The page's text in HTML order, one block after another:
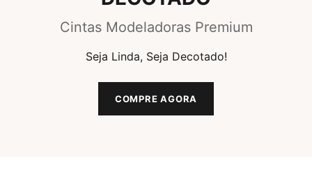
Cintas Modeladoras Premium
Seja Linda, Seja Decotado!
COMPRE AGORA